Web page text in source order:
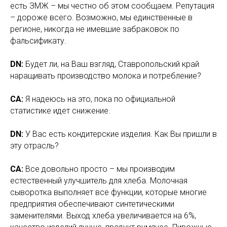
есть ЗМЖ – мы честно об этом сообщаем. Репутация
– дороже всего. Возможно, мы единственные в
регионе, никогда не имевшие забраковок по
фальсификату.
DN: Будет ли, на Ваш взгляд, Ставропольский край
наращивать производство молока и потребление?
СА: Я надеюсь на это, пока по официальной
статистике идет снижение.
DN: У Вас есть кондитерские изделия. Как Вы пришли в
эту отрасль?
СА: Все довольно просто – мы производим
естественный улучшитель для хлеба. Молочная
сыворотка выполняет все функции, которые многие
предприятия обеспечивают синтетическими
заменителями. Выход хлеба увеличивается на 6%,